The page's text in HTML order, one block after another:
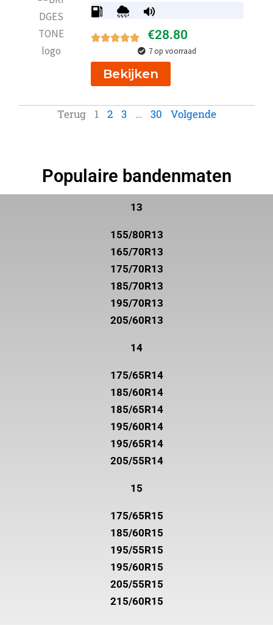
€28.80
7 op voorraad
Bekijken
Terug 1 2 3 … 30 Volgende
Populaire bandenmaten
13
155/80R13
165/70R13
175/70R13
185/70R13
195/70R13
205/60R13
14
175/65R14
185/60R14
185/65R14
195/60R14
195/65R14
205/55R14
15
175/65R15
185/60R15
195/55R15
195/60R15
205/55R15
215/60R15